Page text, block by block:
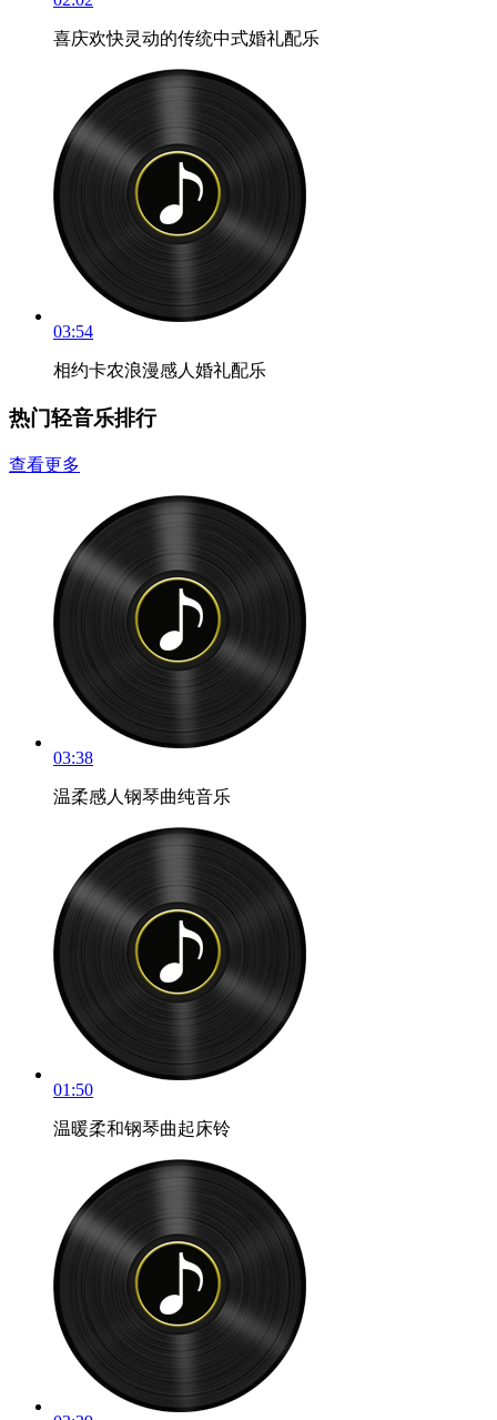
喜庆欢快灵动的传统中式婚礼配乐
03:54
相约卡农浪漫感人婚礼配乐
热门轻音乐排行
查看更多
03:38
温柔感人钢琴曲纯音乐
01:50
温暖柔和钢琴曲起床铃